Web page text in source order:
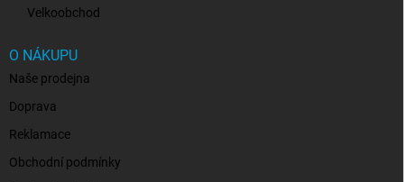
Velkoobchod
O NÁKUPU
Naše prodejna
Doprava
Reklamace
Obchodní podmínky